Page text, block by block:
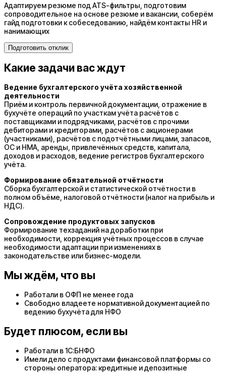
Адаптируем резюме под ATS-фильтры, подготовим
сопроводительное на основе резюме и вакансии, соберём
гайд подготовки к собеседованию, найдём контакты HR и
нанимающих
Подготовить отклик
Какие задачи вас ждут
Ведение бухгалтерского учёта хозяйственной
деятельности
Приём и контроль первичной документации, отражение в
бухучёте операций по участкам учёта расчётов с
поставщиками и подрядчиками, расчётов с прочими
дебиторами и кредиторами, расчётов с акционерами
(участниками), расчётов с подотчётными лицами, запасов,
ОС и НМА, аренды, привлечённых средств, капитала,
доходов и расходов, ведение регистров бухгалтерского
учёта.
Формирование обязательной отчётности
Сборка бухгалтерской и статистической отчётности в
полном объёме, налоговой отчётности (налог на прибыль и
НДС).
Сопровождение продуктовых запусков
Формирование техзаданий на доработки при
необходимости, коррекция учётных процессов в случае
необходимости адаптации при изменениях в
законодательстве или бизнес-модели.
Мы ждём, что вы
Работали в ОФП не менее года
Свободно владеете нормативной документацией по
ведению бухучёта для НФО
Будет плюсом, если вы
Работали в 1С:БНФО
Имели дело с продуктами финансовой платформы со
стороны оператора: кредитные и депозитные